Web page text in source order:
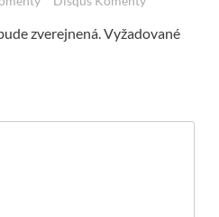
zverejnená.Vyžadované